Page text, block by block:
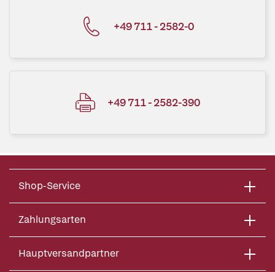
+49 711 - 2582-0
+49 711 - 2582-390
Shop-Service
Zahlungsarten
Hauptversandpartner